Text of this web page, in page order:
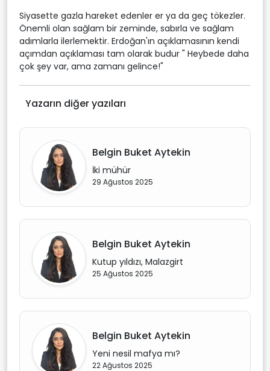
Siyasette gazla hareket edenler er ya da geç tökezler.
Önemli olan sağlam bir zeminde, sabırla ve sağlam
adımlarla ilerlemektir. Erdoğan'ın açıklamasının kendi
açımdan açıklaması tam olarak budur " Heybede daha
çok şey var, ama zamanı gelince!"
Yazarın diğer yazıları
Belgin Buket Aytekin
İki mühür
29 Ağustos 2025
Belgin Buket Aytekin
Kutup yıldızı, Malazgirt
25 Ağustos 2025
Belgin Buket Aytekin
Yeni nesil mafya mı?
22 Ağustos 2025